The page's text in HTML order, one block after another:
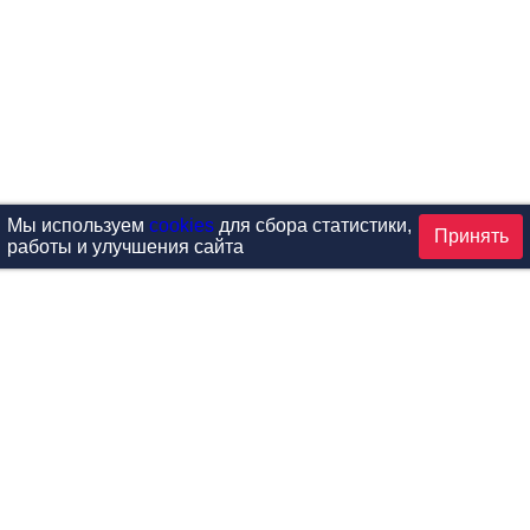
Мы используем cookiesдля сбора статистики,
работы и улучшения сайта
Принять